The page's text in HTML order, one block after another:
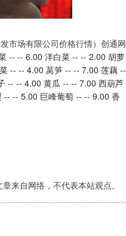
市场有限公司价格行情）创通网
-- -- 6.00 洋白菜 -- -- 2.00 胡萝
-- -- 4.00 莴笋 -- -- 7.00 莲藕 --
-- -- 4.00 黄瓜 -- -- 7.00 西葫芦
-- 5.00 巨峰葡萄 -- -- 9.00 香
来自网络，不代表本站观点。